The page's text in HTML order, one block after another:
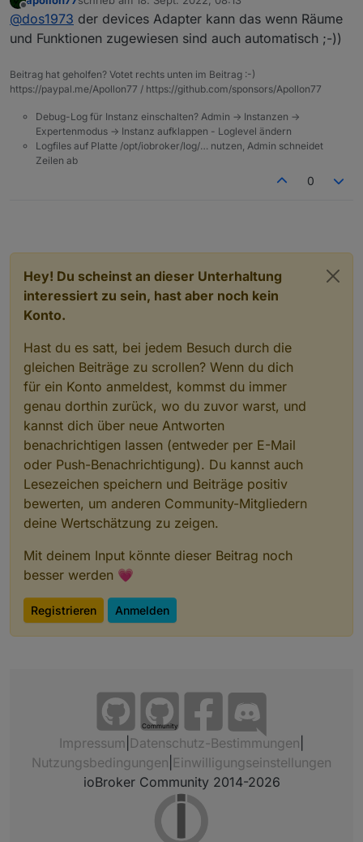
habe gestern die halbe Nacht verbracht alle Aliase
(habe intern Alias genutz) anzulegen, das artet ja
richtig in Arbeit aus....
Offline zuletzt editiert von
@dos1973 der devices Adapter kann das wenn Räume
und Funktionen zugewiesen sind auch automatisch ;-))
Beitrag hat geholfen? Votet rechts unten im Beitrag :-)
https://paypal.me/Apollon77 / https://github.com/sponsors/Apollon77
Debug-Log für Instanz einschalten? Admin -> Instanzen ->
Expertenmodus -> Instanz aufklappen - Loglevel ändern
Logfiles auf Platte /opt/iobroker/log/… nutzen, Admin schneidet
Zeilen ab
0
Hey! Du scheinst an dieser Unterhaltung
interessiert zu sein, hast aber noch kein
Konto.
Hast du es satt, bei jedem Besuch durch die
gleichen Beiträge zu scrollen? Wenn du dich
für ein Konto anmeldest, kommst du immer
genau dorthin zurück, wo du zuvor warst, und
kannst dich über neue Antworten
benachrichtigen lassen (entweder per E-Mail
oder Push-Benachrichtigung). Du kannst auch
Lesezeichen speichern und Beiträge positiv
bewerten, um anderen Community-Mitgliedern
deine Wertschätzung zu zeigen.
Mit deinem Input könnte dieser Beitrag noch
besser werden 💗
Registrieren Anmelden
Community
Impressum Datenschutz-Bestimmungen
Nutzungsbedingungen Einwilligungseinstellungen
ioBroker Community 2014-2026